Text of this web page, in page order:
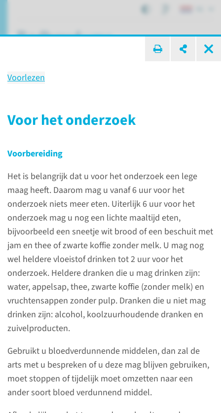
Voorlezen
Voor het onderzoek
Voorbereiding
Het is belangrijk dat u voor het onderzoek een lege
maag heeft. Daarom mag u vanaf 6 uur voor het
onderzoek niets meer eten. Uiterlijk 6 uur voor het
onderzoek mag u nog een lichte maaltijd eten,
bijvoorbeeld een sneetje wit brood of een beschuit met
jam en thee of zwarte koffie zonder melk. U mag nog
wel heldere vloeistof drinken tot 2 uur voor het
onderzoek. Heldere dranken die u mag drinken zijn:
water, appelsap, thee, zwarte koffie (zonder melk) en
vruchtensappen zonder pulp. Dranken die u niet mag
drinken zijn: alcohol, koolzuurhoudende dranken en
zuivelproducten.
Gebruikt u bloedverdunnende middelen, dan zal de
arts met u bespreken of u deze mag blijven gebruiken,
moet stoppen of tijdelijk moet omzetten naar een
ander soort bloed verdunnend middel.
Patiëntenzorg
Interventie Bronchoscopie
Wat is een Interventie
Bronchoscopie?
U heeft met uw arts gekozen
voor een interventie
bronchoscopie. Dit is een
onderzoek waarbij we met een
starre, holle buis via de mond
in de luchtwegen gaan kijken.
We voeren dan meteen een
lees meer